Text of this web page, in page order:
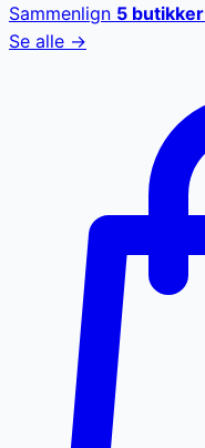
Sammenlign 5 butikker
Se alle →